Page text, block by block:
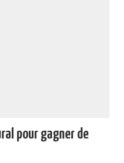
pour gagner de